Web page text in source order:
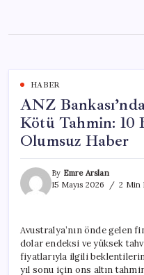
content
HABER
ANZ
Kötü Tahmin: 10
Olumsuz Haber
By Emre Arslan
15 Mayıs 2026
2 Min
Avustralya’nın önde gelen
dolar endeksi ve yüksek
fiyatlarıyla ilgili
yıl sonu için ons altın